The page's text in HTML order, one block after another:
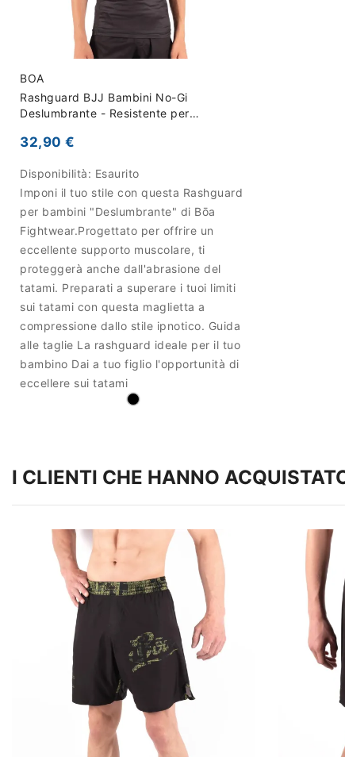
BOA
Rashguard BJJ Bambini No-Gi
Deslumbrante - Resistente per
32,90 €
Disponibilità: Esaurito
Imponi il tuo stile con questa Rashguard
per bambini "Deslumbrante" di Bōa
Fightwear.Progettato per offrire un
eccellente supporto muscolare, ti
proteggerà anche dall'abrasione del
tatami. Preparati a superare i tuoi limiti
sui tatami con questa maglietta a
compressione dallo stile ipnotico. Guida
alle taglie La rashguard ideale per il tuo
bambino Dai a tuo figlio l'opportunità di
eccellere sui tatami
I CLIENTI CHE HANNO